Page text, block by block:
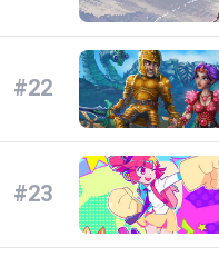
#22
#23